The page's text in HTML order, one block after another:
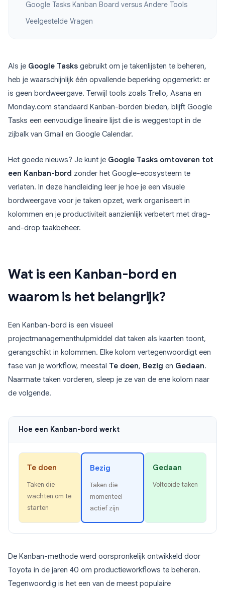
Google Tasks Kanban Board versus Andere Tools
Veelgestelde Vragen
Als je Google Tasks gebruikt om je takenlijsten te beheren,
heb je waarschijnlijk één opvallende beperking opgemerkt: er
is geen bordweergave. Terwijl tools zoals Trello, Asana en
Monday.com standaard Kanban-borden bieden, blijft Google
Tasks een eenvoudige lineaire lijst die is weggestopt in de
zijbalk van Gmail en Google Calendar.
Het goede nieuws? Je kunt je Google Tasks omtoveren tot
een Kanban-bord zonder het Google-ecosysteem te
verlaten. In deze handleiding leer je hoe je een visuele
bordweergave voor je taken opzet, werk organiseert in
kolommen en je productiviteit aanzienlijk verbetert met drag-
and-drop taakbeheer.
Wat is een Kanban-bord en
waarom is het belangrijk?
Een Kanban-bord is een visueel
projectmanagementhulpmiddel dat taken als kaarten toont,
gerangschikt in kolommen. Elke kolom vertegenwoordigt een
fase van je workflow, meestal Te doen, Bezig en Gedaan.
Naarmate taken vorderen, sleep je ze van de ene kolom naar
de volgende.
Hoe een Kanban-bord werkt
Te doen
Taken die
wachten om te
starten
Bezig
Taken die
momenteel
actief zijn
Gedaan
Voltooide taken
De Kanban-methode werd oorspronkelijk ontwikkeld door
Toyota in de jaren 40 om productieworkflows te beheren.
Tegenwoordig is het een van de meest populaire